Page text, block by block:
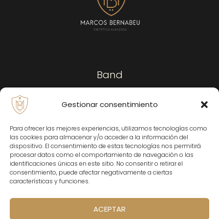
Gestionar consentimiento
Para ofrecer las mejores experiencias, utilizamos tecnologías como
las cookies para almacenar y/o acceder a la información del
dispositivo. El consentimiento de estas tecnologías nos permitirá
procesar datos como el comportamiento de navegación o las
identificaciones únicas en este sitio. No consentir o retirar el
consentimiento, puede afectar negativamente a ciertas
características y funciones.
ACEPTAR
Band
Podcast
Contacto
Familia
FAQs